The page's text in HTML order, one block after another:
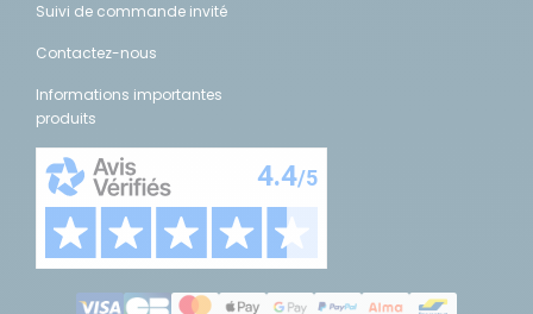
Suivi de commande invité
Contactez-nous
Informations importantes
produits